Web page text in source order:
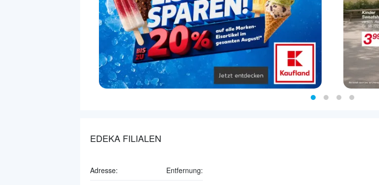
EDEKA FILIALEN
Adresse: Entfernung: